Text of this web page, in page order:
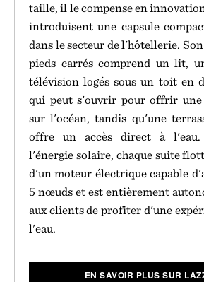
taille, il le compense en
introduisent une capsule
dans le secteur de l'hôtellerie.
pieds carrés comprend un lit,
télévision logés sous un toit en
qui peut s'ouvrir pour offrir une
sur l'océan, tandis qu'une
offre un accès direct à l'eau.
l'énergie solaire, chaque suite
d'un moteur électrique capable
5 nœuds et est entièrement
aux clients de profiter d'une
l'eau.
EN SAVOIR PLUS SUR